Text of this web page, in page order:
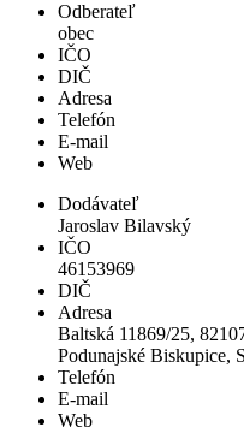
Odberateľ
obec
IČO
DIČ
Adresa
Telefón
E-mail
Web
Dodávateľ
Jaroslav Bilavský
IČO
46153969
DIČ
Adresa
Baltská 11869/25,
Podunajské Biskupice,
Telefón
E-mail
Web